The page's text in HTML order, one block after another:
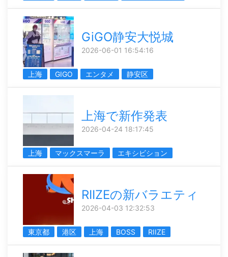
GiGO静安大悦城
2026-06-01 16:54:16
上海 GIGO エンタメ 静安区
上海で新作発表
2026-04-24 18:17:45
上海 マックスマーラ エキシビション
RIIZEの新バラエティ
2026-04-03 12:32:53
東京都 港区 上海 BOSS RIIZE